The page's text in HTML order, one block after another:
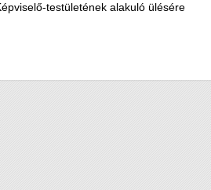
testületének alakuló ülésére